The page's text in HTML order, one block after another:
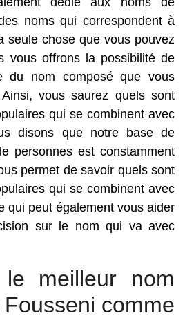
noms qui correspondent à
seule chose que vous pouvez
vous offrons la possibilité de
du nom composé que vous
vous saurez quels sont
qui se combinent avec
disons que notre base de
personnes est constamment
permet de savoir quels sont
qui se combinent avec
qui peut également vous aider
sur le nom qui va avec
le meilleur nom
comme